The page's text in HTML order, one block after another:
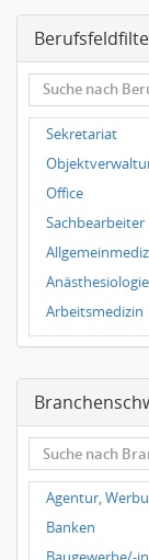
Magdeburg
Leipzig
Dortmund
Wuppertal
Hallbergmoos
Würzburg
Grünwald
Ulm
Bielefeld
Hannover
Duisburg
Sekretariat
Office
Sachbearbeiter
Anästhesiologie
Arbeitsmedizin
Hals-Nasen-
Innere Medizin
Kieferchirurgie,
Agentur,
Banken